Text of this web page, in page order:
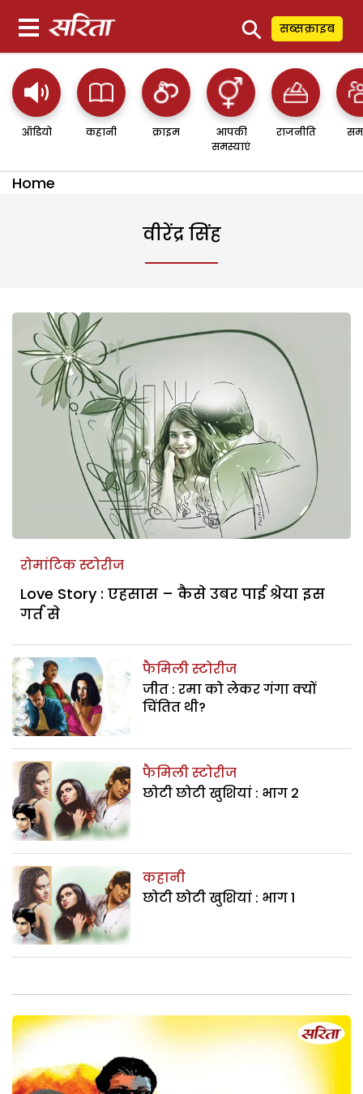
⚲ सब्सक्राइब
ऑडियो कहानी क्राइम
आपकी
समस्याएं
राजनीति
Home
वीरेंद्र सिंह
रोमांटिक स्टोरीज
Love Story : एहसास – कैसे उबर पाई श्रेया इस
गर्त से
फैमिली स्टोरीज
जीत : रमा को लेकर गंगा क्यों
चिंतित थी?
फैमिली स्टोरीज
छोटी छोटी खुशियां : भाग 2
कहानी
छोटी छोटी खुशियां : भाग 1